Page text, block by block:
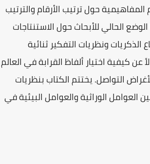
حول ترتيب الأرقام والترتيب
الحالي للأبحاث حول الاستنتاجات
الذكريات ونظريات التفكير ثنائية
عن كيفية اختيار ألفاظ القرابة في العالم
التواصل. يختتم الكتاب بنظريات
العوامل الوراثية والعوامل البيئية في